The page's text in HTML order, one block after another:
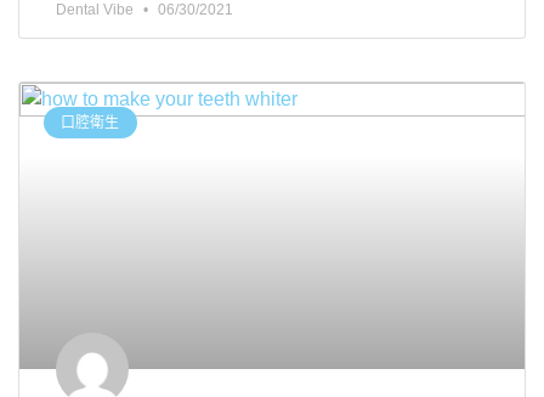
Dental Vibe 06/30/2021
口腔衛生